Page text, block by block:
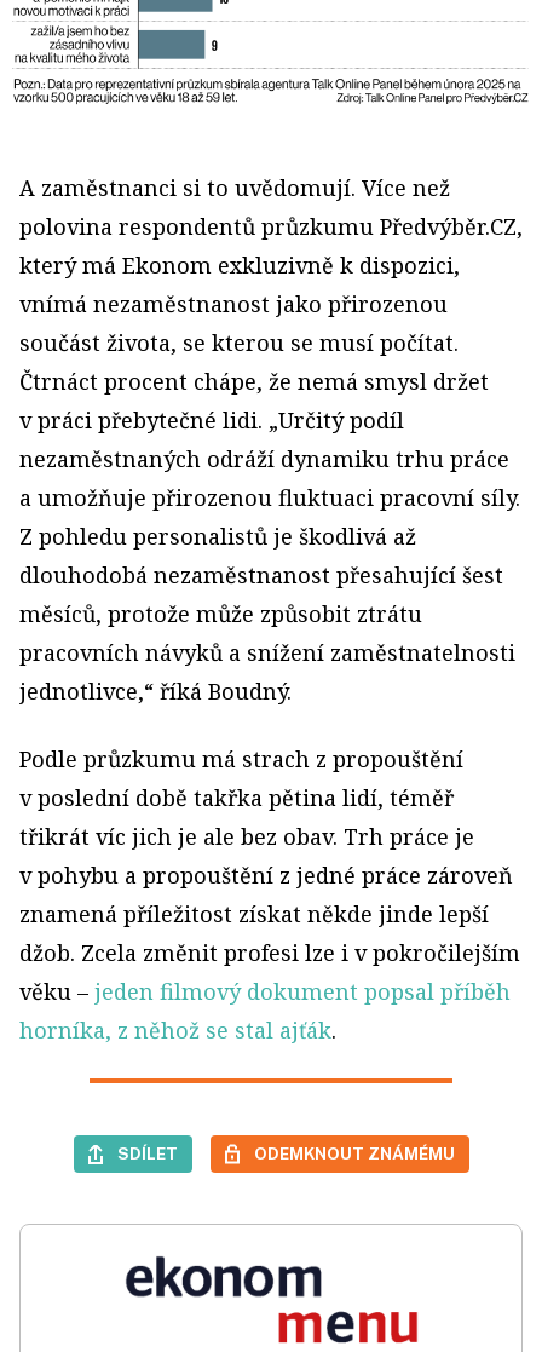
A zaměstnanci si to uvědomují. Více než
polovina respondentů průzkumu Předvýběr.CZ,
který má Ekonom exkluzivně k dispozici,
vnímá nezaměstnanost jako přirozenou
součást života, se kterou se musí počítat.
Čtrnáct procent chápe, že nemá smysl držet
v práci přebytečné lidi. „Určitý podíl
nezaměstnaných odráží dynamiku trhu práce
a umožňuje přirozenou fluktuaci pracovní síly.
Z pohledu personalistů je škodlivá až
dlouhodobá nezaměstnanost přesahující šest
měsíců, protože může způsobit ztrátu
pracovních návyků a snížení zaměstnatelnosti
jednotlivce,“ říká Boudný.
Podle průzkumu má strach z propouštění
v poslední době takřka pětina lidí, téměř
třikrát víc jich je ale bez obav. Trh práce je
v pohybu a propouštění z jedné práce zároveň
znamená příležitost získat někde jinde lepší
džob. Zcela změnit profesi lze i v pokročilejším
věku – jeden filmový dokument popsal příběh
horníka, z něhož se stal ajťák.
SDÍLET ODEMKNOUT ZNÁMÉMU